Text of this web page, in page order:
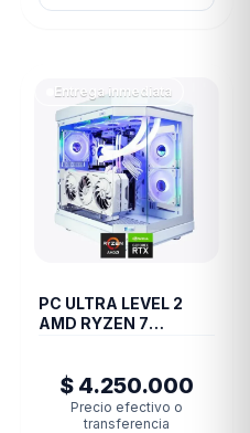
Entrega inmediata
PC ULTRA LEVEL 2
AMD RYZEN 7
1TB WATERCOOLER
$ 4.250.000
Precio efectivo o
transferencia